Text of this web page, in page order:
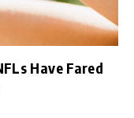
Have Fared